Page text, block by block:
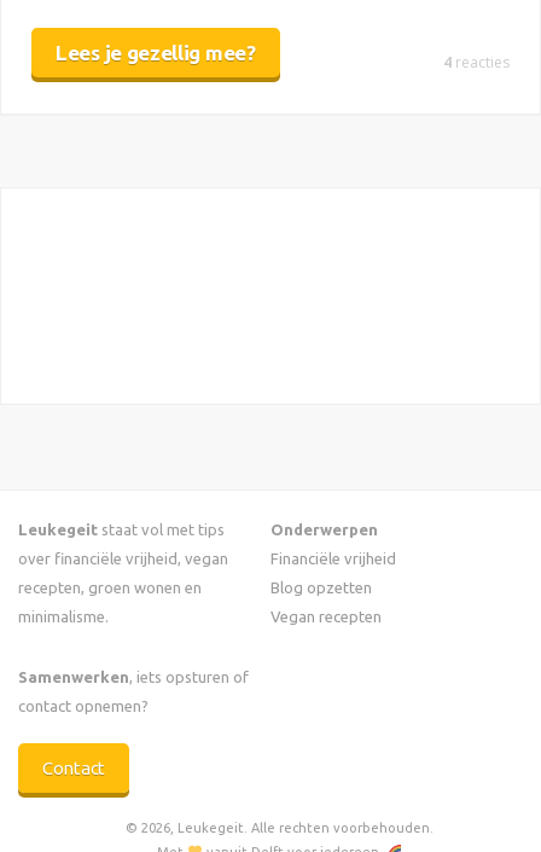
Lees je gezellig mee? 4 reacties
Leukegeit staat vol met tips
over financiële vrijheid, vegan
recepten, groen wonen en
minimalisme.
Samenwerken, iets opsturen of
contact opnemen?
Contact
Onderwerpen
Financiële vrijheid
Blog opzetten
Vegan recepten
© 2026, Leukegeit. Alle rechten voorbehouden.